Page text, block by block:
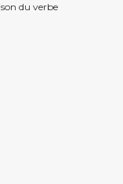
du verbe